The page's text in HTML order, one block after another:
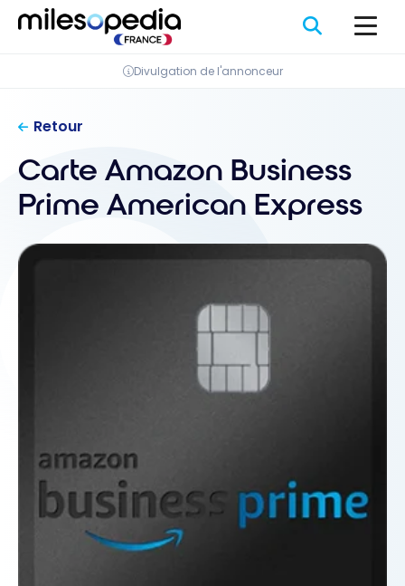
Panneau de gestion des cookies
rendre
Divulgation de l'annonceur
Retour
Carte Amazon Business
Prime American Express